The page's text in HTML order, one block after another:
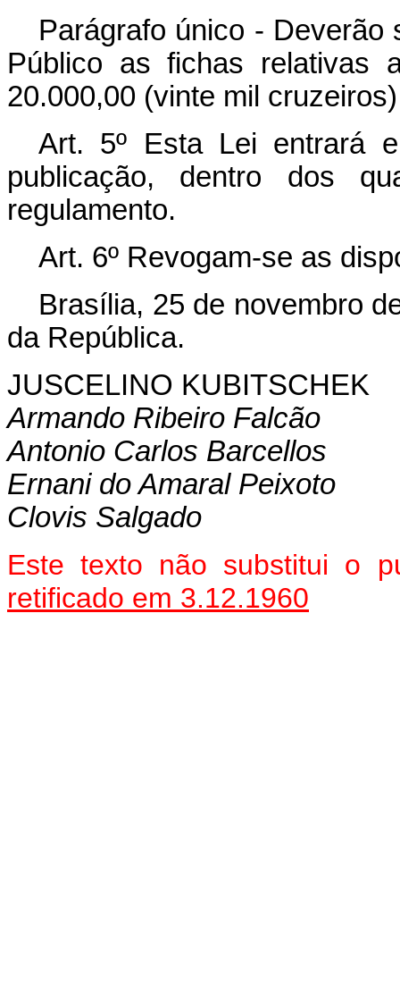
Parágrafo único -
Público as fichas relativas
20.000,00 (vinte mil
Art. 5º Esta Lei entrará
publicação, dentro dos
regulamento.
Art. 6º Revogam-se as
Brasília, 25 de novembro
da República.
JUSCELINO KUBITSCHEK
Armando Ribeiro Falcão
Antonio Carlos Barcellos
Ernani do Amaral Peixoto
Clovis Salgado
Este texto não substitui o
retificado em 3.12.1960